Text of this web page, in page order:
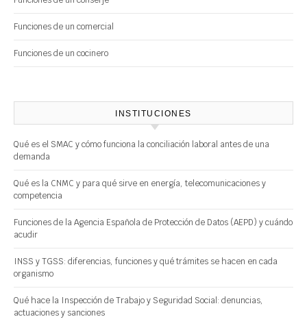
Funciones de un comercial
Funciones de un cocinero
INSTITUCIONES
Qué es el SMAC y cómo funciona la conciliación laboral antes de una
demanda
Qué es la CNMC y para qué sirve en energía, telecomunicaciones y
competencia
Funciones de la Agencia Española de Protección de Datos (AEPD) y cuándo
acudir
INSS y TGSS: diferencias, funciones y qué trámites se hacen en cada
organismo
Qué hace la Inspección de Trabajo y Seguridad Social: denuncias,
actuaciones y sanciones